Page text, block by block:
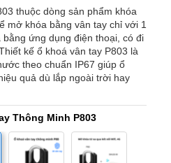
thuộc dòng sản phẩm khóa
mở khóa bằng vân tay chỉ với 1
ứng dụng điện thoại, có đi
kế ổ khoá vân tay P803 là
theo chuẩn IP67 giúp ổ
quả dù lắp ngoài trời hay
Thông Minh P803